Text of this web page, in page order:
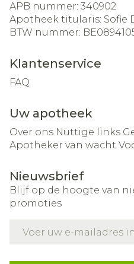
APB nummer: 340902
Apotheek titularis: Sofie
BTW nummer:
Klantenservice
FAQ
Uw apotheek
Over ons Nuttige links
Apotheker van wacht
Nieuwsbrief
Blijf op de hoogte van
promoties